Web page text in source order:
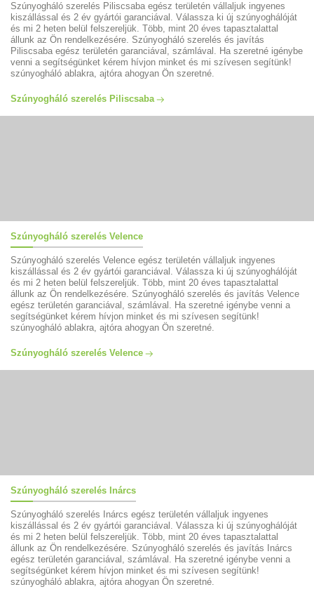
Szúnyogháló szerelés Piliscsaba egész területén vállaljuk ingyenes
kiszállással és 2 év gyártói garanciával. Válassza ki új szúnyoghálóját
és mi 2 heten belül felszereljük. Több, mint 20 éves tapasztalattal
állunk az Ön rendelkezésére. Szúnyogháló szerelés és javítás
Piliscsaba egész területén garanciával, számlával. Ha szeretné igénybe
venni a segítségünket kérem hívjon minket és mi szívesen segítünk!
szúnyogháló ablakra, ajtóra ahogyan Ön szeretné.
Szúnyogháló szerelés Piliscsaba
Szúnyogháló szerelés Velence
Szúnyogháló szerelés Velence egész területén vállaljuk ingyenes
kiszállással és 2 év gyártói garanciával. Válassza ki új szúnyoghálóját
és mi 2 heten belül felszereljük. Több, mint 20 éves tapasztalattal
állunk az Ön rendelkezésére. Szúnyogháló szerelés és javítás Velence
egész területén garanciával, számlával. Ha szeretné igénybe venni a
segítségünket kérem hívjon minket és mi szívesen segítünk!
szúnyogháló ablakra, ajtóra ahogyan Ön szeretné.
Szúnyogháló szerelés Velence
Szúnyogháló szerelés Inárcs
Szúnyogháló szerelés Inárcs egész területén vállaljuk ingyenes
kiszállással és 2 év gyártói garanciával. Válassza ki új szúnyoghálóját
és mi 2 heten belül felszereljük. Több, mint 20 éves tapasztalattal
állunk az Ön rendelkezésére. Szúnyogháló szerelés és javítás Inárcs
egész területén garanciával, számlával. Ha szeretné igénybe venni a
segítségünket kérem hívjon minket és mi szívesen segítünk!
szúnyogháló ablakra, ajtóra ahogyan Ön szeretné.